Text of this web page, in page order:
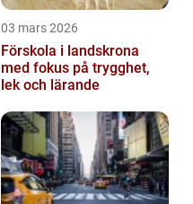
03 mars 2026
Förskola i landskrona
med fokus på trygghet,
lek och lärande